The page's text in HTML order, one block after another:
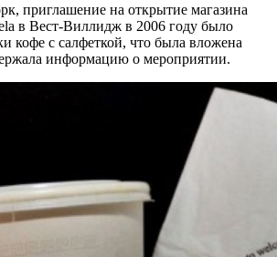
приглашение на открытие магазина
в Вест-Виллидж в 2006 году было
кофе с салфеткой, что была вложена
информацию о мероприятии.